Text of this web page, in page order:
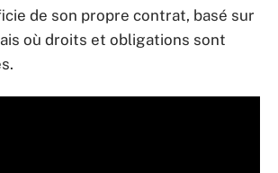
de son propre contrat, basé sur
où droits et obligations sont